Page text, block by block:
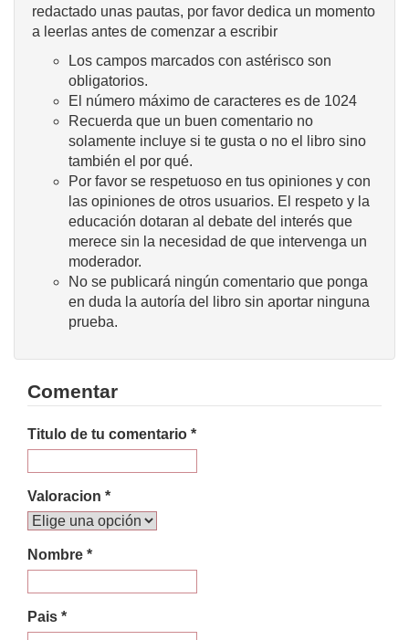
redactado unas pautas, por favor dedica un momento
a leerlas antes de comenzar a escribir
Los campos marcados con astérisco son
obligatorios.
El número máximo de caracteres es de 1024
Recuerda que un buen comentario no
solamente incluye si te gusta o no el libro sino
también el por qué.
Por favor se respetuoso en tus opiniones y con
las opiniones de otros usuarios. El respeto y la
educación dotaran al debate del interés que
merece sin la necesidad de que intervenga un
moderador.
No se publicará ningún comentario que ponga
en duda la autoría del libro sin aportar ninguna
prueba.
Comentar
Titulo de tu comentario *
Valoracion *
Nombre *
Pais *